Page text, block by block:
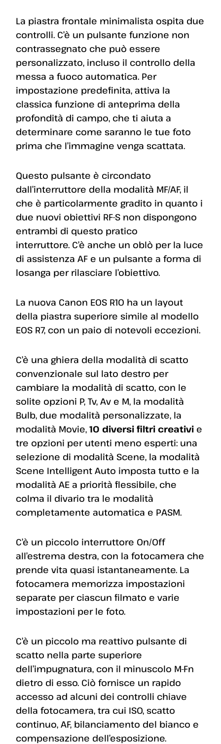
La piastra frontale minimalista ospita due
controlli. C’è un pulsante funzione non
contrassegnato che può essere
personalizzato, incluso il controllo della
messa a fuoco automatica. Per
impostazione predefinita, attiva la
classica funzione di anteprima della
profondità di campo, che ti aiuta a
determinare come saranno le tue foto
prima che l’immagine venga scattata.
Questo pulsante è circondato
dall’interruttore della modalità MF/AF, il
che è particolarmente gradito in quanto i
due nuovi obiettivi RF-S non dispongono
entrambi di questo pratico
interruttore. C’è anche un oblò per la luce
di assistenza AF e un pulsante a forma di
losanga per rilasciare l’obiettivo.
La nuova Canon EOS R10 ha un layout
della piastra superiore simile al modello
EOS R7, con un paio di notevoli eccezioni.
C’è una ghiera della modalità di scatto
convenzionale sul lato destro per
cambiare la modalità di scatto, con le
solite opzioni P, Tv, Av e M, la modalità
Bulb, due modalità personalizzate, la
modalità Movie, 10 diversi filtri creativi e
tre opzioni per utenti meno esperti: una
selezione di modalità Scene, la modalità
Scene Intelligent Auto imposta tutto e la
modalità AE a priorità flessibile, che
colma il divario tra le modalità
completamente automatica e PASM.
C’è un piccolo interruttore On/Off
all’estrema destra, con la fotocamera che
prende vita quasi istantaneamente. La
fotocamera memorizza impostazioni
separate per ciascun filmato e varie
impostazioni per le foto.
C’è un piccolo ma reattivo pulsante di
scatto nella parte superiore
dell’impugnatura, con il minuscolo M-Fn
dietro di esso. Ciò fornisce un rapido
accesso ad alcuni dei controlli chiave
della fotocamera, tra cui ISO, scatto
continuo, AF, bilanciamento del bianco e
compensazione dell’esposizione.